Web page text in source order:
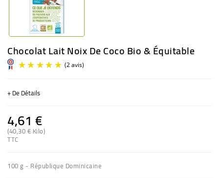
Chocolat Lait Noix De Coco Bio & Équitable
+ De Détails
4,61 €
(40,30 € Kilo)
TTC
100 g - République Dominicaine